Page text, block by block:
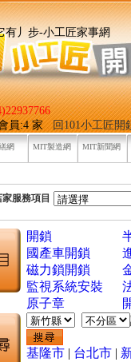
找它有丿步-小工
員:4 家回101小工匠開
網 MIT製造網 MIT新聞網
服務項目
開鎖
國產車開鎖
磁力鎖開鎖
監視系統安裝
原子章
基隆市 | 台北市 |